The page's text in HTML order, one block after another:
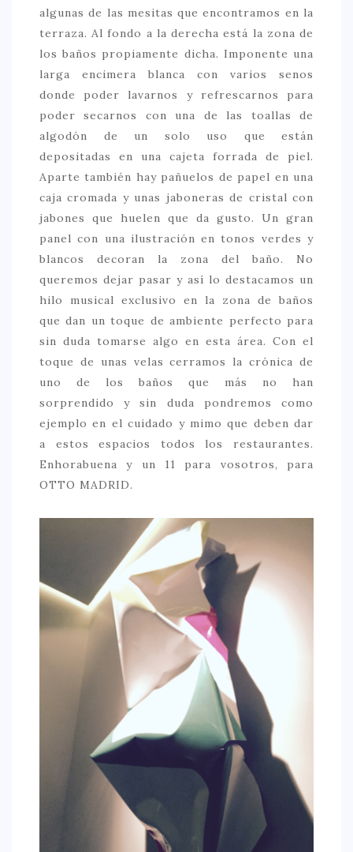
GOURMET
SELECCIONES MESADE2
POR SUS BAÑOS…
CONTACTO
algunas de las mesitas que encontramos en la
terraza. Al fondo a la derecha está la zona de
los baños propiamente dicha. Imponente una
larga encimera blanca con varios senos
donde poder lavarnos y refrescarnos para
poder secarnos con una de las toallas de
algodón de un solo uso que están
depositadas en una cajeta forrada de piel.
Aparte también hay pañuelos de papel en una
caja cromada y unas jaboneras de cristal con
jabones que huelen que da gusto. Un gran
panel con una ilustración en tonos verdes y
blancos decoran la zona del baño. No
queremos dejar pasar y así lo destacamos un
hilo musical exclusivo en la zona de baños
que dan un toque de ambiente perfecto para
sin duda tomarse algo en esta área. Con el
toque de unas velas cerramos la crónica de
uno de los baños que más no han
sorprendido y sin duda pondremos como
ejemplo en el cuidado y mimo que deben dar
a estos espacios todos los restaurantes.
Enhorabuena y un 11 para vosotros, para
OTTO MADRID.